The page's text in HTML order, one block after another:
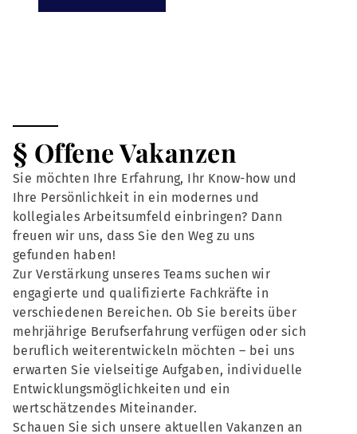
§ Offene Vakanzen
Sie möchten Ihre Erfahrung, Ihr Know-how und
Ihre Persönlichkeit in ein modernes und
kollegiales Arbeitsumfeld einbringen? Dann
freuen wir uns, dass Sie den Weg zu uns
gefunden haben!
Zur Verstärkung unseres Teams suchen wir
engagierte und qualifizierte Fachkräfte in
verschiedenen Bereichen. Ob Sie bereits über
mehrjährige Berufserfahrung verfügen oder sich
beruflich weiterentwickeln möchten – bei uns
erwarten Sie vielseitige Aufgaben, individuelle
Entwicklungsmöglichkeiten und ein
wertschätzendes Miteinander.
Schauen Sie sich unsere aktuellen Vakanzen an